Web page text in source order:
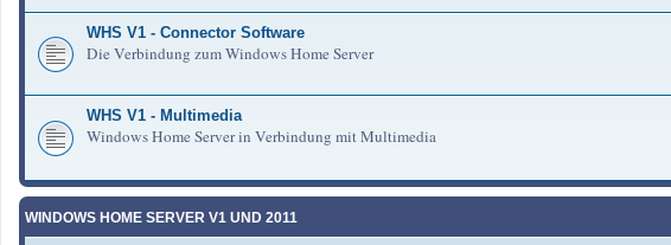
WHS V1 - Connector Software
Die Verbindung zum Windows Home Server
WHS V1 - Multimedia
Windows Home Server in Verbindung mit Multimedia
WINDOWS HOME SERVER V1 UND 2011